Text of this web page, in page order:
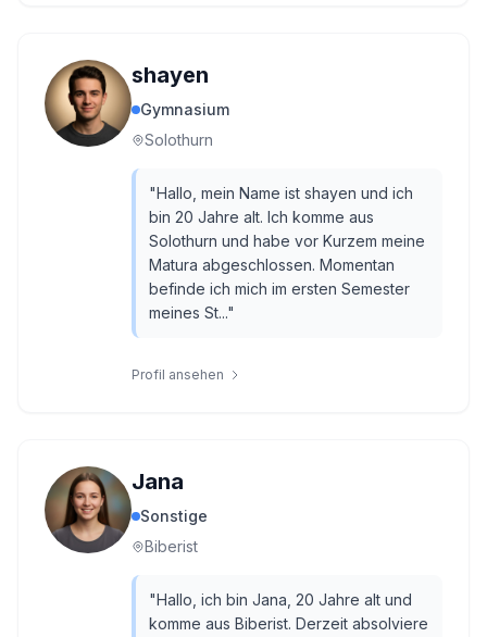
shayen
Gymnasium
Solothurn
"Hallo, mein Name ist shayen und ich
bin 20 Jahre alt. Ich komme aus
Solothurn und habe vor Kurzem meine
Matura abgeschlossen. Momentan
befinde ich mich im ersten Semester
meines St..."
Profil ansehen
Jana
Sonstige
Biberist
"Hallo, ich bin Jana, 20 Jahre alt und
komme aus Biberist. Derzeit absolviere